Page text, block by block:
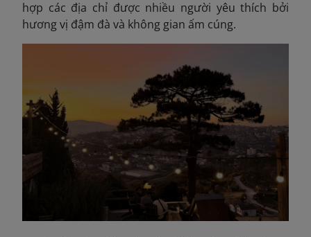
hợp các địa chỉ được nhiều người yêu thích bởi
hương vị đậm đà và không gian ấm cúng.